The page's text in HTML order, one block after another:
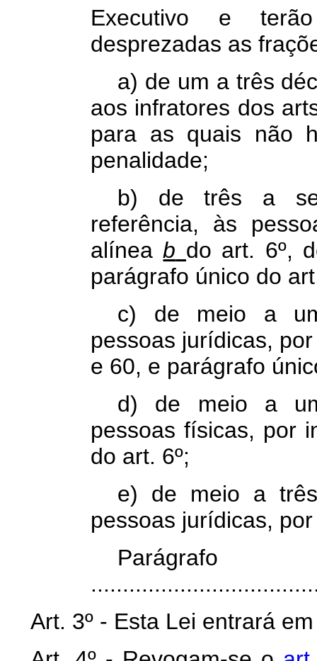
Executivo e
desprezadas as
a) de um a três
aos infratores dos
para as quais não
penalidade;
b) de três a
referência, às
alíneab do art. 6º,
parágrafo único do
c) de meio a
pessoas jurídicas,
e 60, e parágrafo
d) de meio a
pessoas físicas, por
do art. 6º;
e) de meio a
pessoas jurídicas,
Art. 3º - Esta Lei entrará